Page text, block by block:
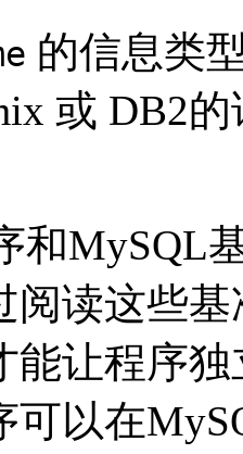
的信息类
或 DB2
和MySQL
阅读这些
能让程序
可以在